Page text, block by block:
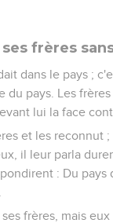
frères
dans le pays ;
du pays. Les
lui la face
et les reconnut
il leur parla
: Du pays
frères, mais